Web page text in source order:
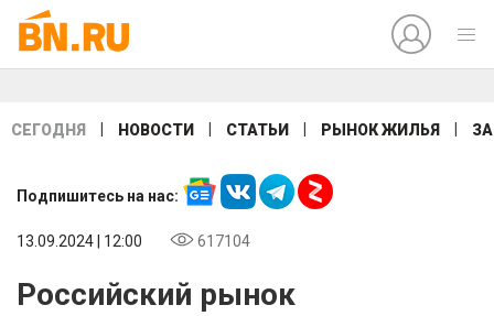
СЕГОДНЯ НОВОСТИ СТАТЬИ РЫНОК ЖИЛЬЯ
Подпишитесь на нас:
13.09.2024 | 12:00 617104
Российский рынок